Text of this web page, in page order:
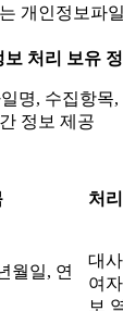
개인정보파
보 처리 보유
명, 수집항목,
간 정보 제공
처
월일, 연
대
여
보